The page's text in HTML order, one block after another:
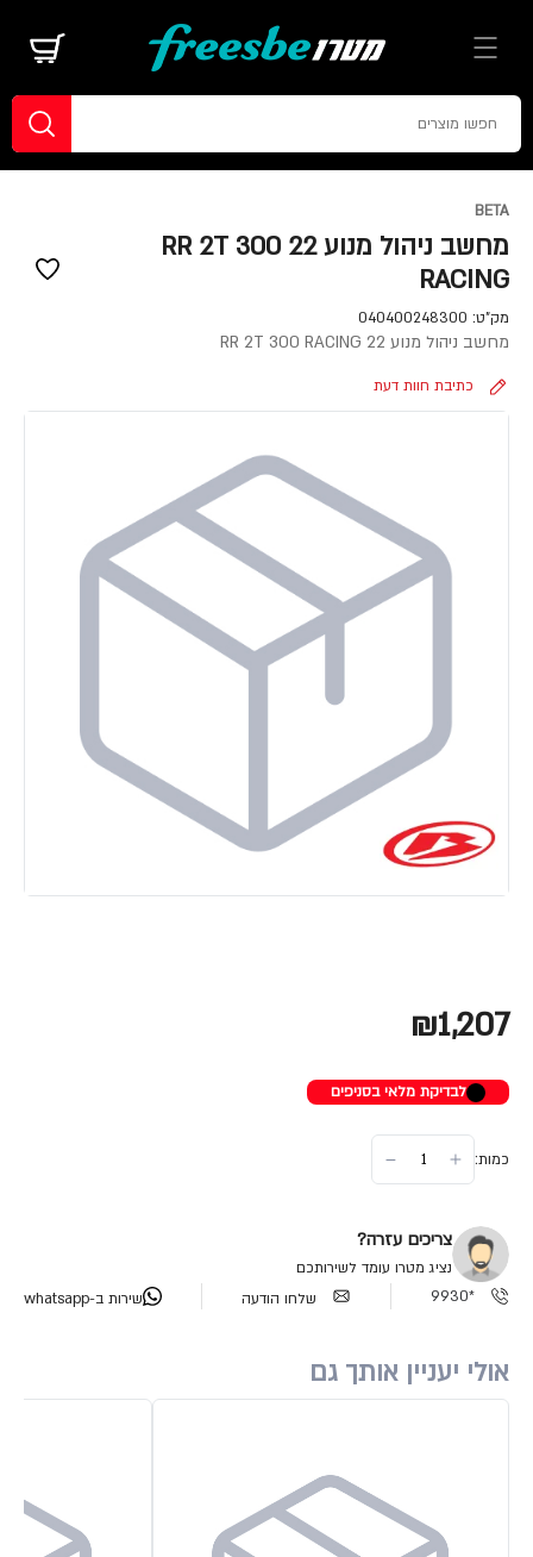
BETA
מחשב ניהול מנוע 22 RR 2T 300
RACING
מק"ט: 040400248300
מחשב ניהול מנוע 22 RR 2T 300 RACING
כתיבת חוות דעת
₪1,207
לבדיקת מלאי בסניפים
כמות:
צריכים עזרה?
נציג מטרו עומד לשירותכם
*9930
שלחו הודעה שירות ב-whatsapp
אולי יעניין אותך גם